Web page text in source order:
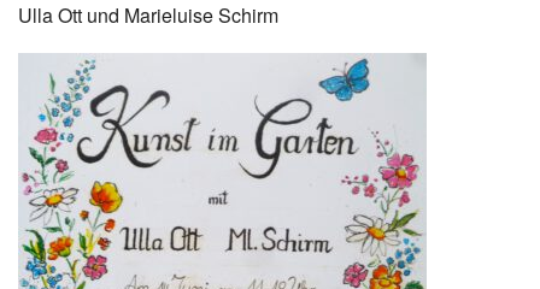
Ulla Ott und Marieluise Schirm